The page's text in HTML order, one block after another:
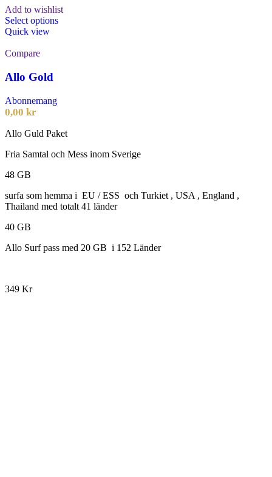
Add to wishlist
Select options
Quick view
Compare
Allo Gold
Abonnemang
0,00 kr
Allo Guld Paket
Fria Samtal och Mess inom Sverige
48 GB
surfa som hemma i EU / ESS och Turkiet , USA , England ,
Thailand med totalt 41 länder
40 GB
Allo Surf pass med 20 GB i 152 Länder
349 Kr